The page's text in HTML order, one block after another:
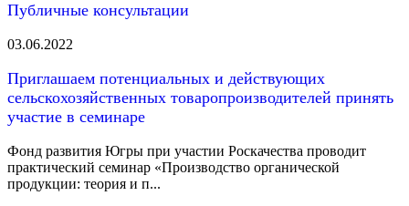
Публичные консультации
03.06.2022
Приглашаем потенциальных и действующих
сельскохозяйственных товаропроизводителей принять
участие в семинаре
Фонд развития Югры при участии Роскачества проводит
практический семинар «Производство органической
продукции: теория и п...